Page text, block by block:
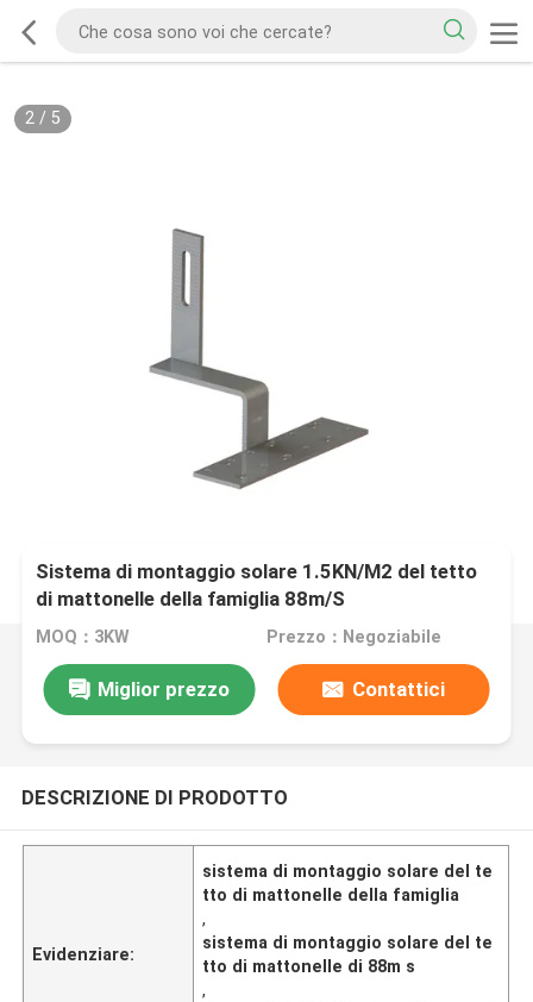
2/ 5
Sistema di montaggio solare 1.5KN/M2 del tetto
di mattonelle della famiglia 88m/S
MOQ：3KW Prezzo：Negoziabile
Miglior prezzo Contattici
DESCRIZIONE DI PRODOTTO
Evidenziare:
sistema di montaggio solare del te
tto di mattonelle della famiglia
,
sistema di montaggio solare del te
tto di mattonelle di 88m s
,